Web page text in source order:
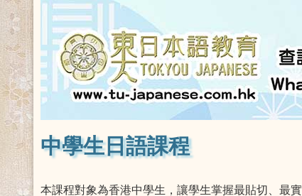
中學生日語課程
本課程對象為香港中學生，讓學生掌握最貼切、最